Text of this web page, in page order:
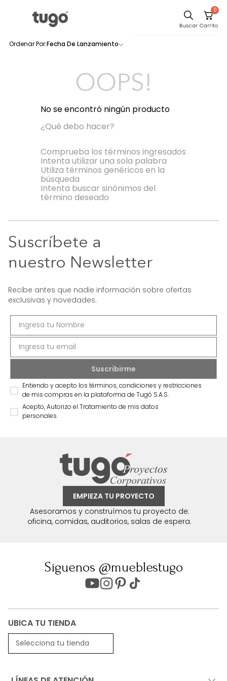
0
Fecha De Lanzamiento
0productos
OOPS!
No se encontró ningún producto
¿Qué debo hacer?
Comprueba los términos ingresados
Intenta utilizar una sola palabra
Utiliza términos genéricos en la
búsqueda
Intenta buscar sinónimos del
término deseado
Suscríbete a
nuestro Newsletter
Recibe antes que nadie información sobre ofertas
exclusivas y novedades.
Entiendo y acepto los términos, condiciones y restricciones
de mis compras en la plataforma de Tugó S.A.S.
Acepto, Autorizo el Tratamiento de mis datos
personales.
EMPIEZA TU PROYECTO
Asesoramos y construímos tu proyecto de:
oficina, comidas, auditorios, salas de espera.
Síguenos @mueblestugo
UBICA TU TIENDA
Selecciona tu tienda
Sofa
Cuadros
Cama
Mesa Centro
Mesa Noche